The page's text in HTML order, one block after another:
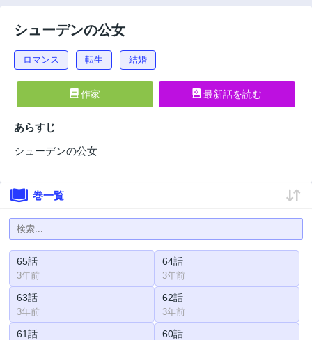
シューデンの公女
ロマンス 転生 結婚
作家 最新話を読む
あらすじ
シューデンの公女
巻一覧
65話
3年前
64話
3年前
63話
3年前
62話
3年前
61話 60話